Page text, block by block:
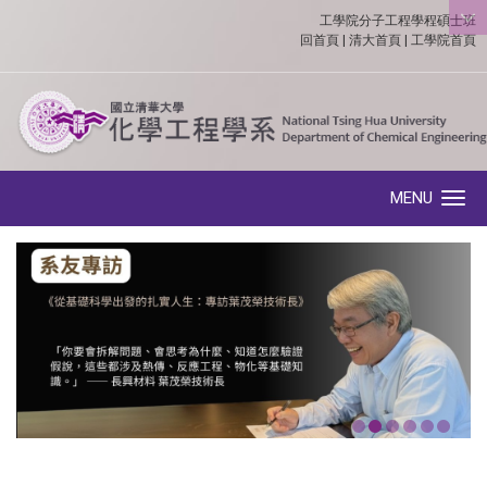
:::
工學院分子工程學程碩士班
回首頁
清大首頁 工學院首頁
MENU